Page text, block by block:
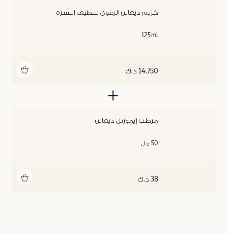
كريم ديفاين الرغوي لتنظيف البشرة
125ml
14.750 د.ك
مرطب إيمورتل ديفاين
50 مل
38 د.ك